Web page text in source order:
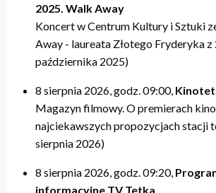
2025. Walk Away
Koncert w Centrum Kultury i Sztuki
Away - laureata Złotego Fryderyka
października 2025)
8 sierpnia 2026, godz. 09:00,
Magazyn filmowy. O premierach
najciekawszych propozycjach stacji
sierpnia 2026)
8 sierpnia 2026, godz. 09:20,
informacyjne TV Tetka